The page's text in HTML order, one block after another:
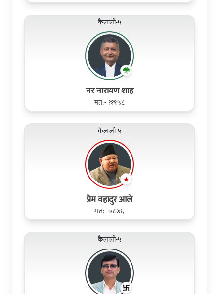
कैलाली-५
नर नारायण शाह
मत:- ११९५८
कैलाली-५
प्रेम वहादुर आले
मत:- ७८७६
कैलाली-५